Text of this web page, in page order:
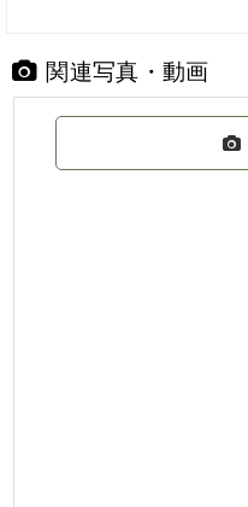
関連写真・動画